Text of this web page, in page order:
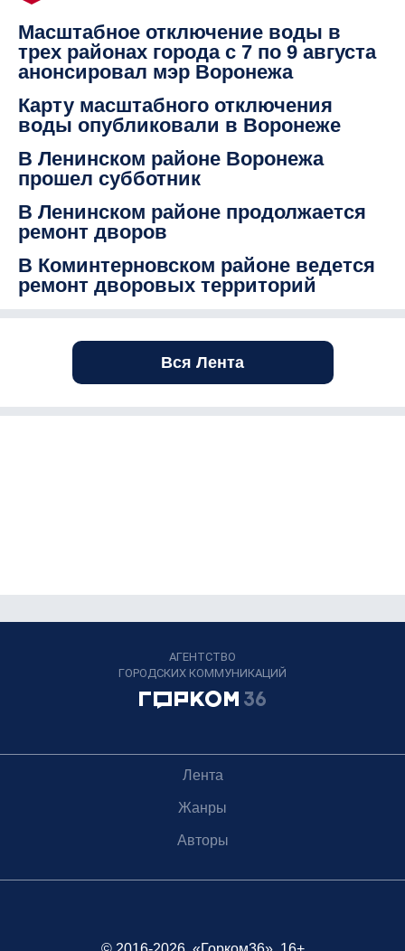
Масштабное отключение воды в
трех районах города с 7 по 9 августа
анонсировал мэр Воронежа
Карту масштабного отключения
воды опубликовали в Воронеже
В Ленинском районе Воронежа
прошел субботник
В Ленинском районе продолжается
ремонт дворов
В Коминтерновском районе ведется
ремонт дворовых территорий
Вся Лента
АГЕНТСТВО
ГОРОДСКИХ КОММУНИКАЦИЙ
Лента
Жанры
Авторы